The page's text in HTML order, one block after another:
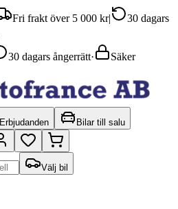
Fri frakt över 5 000 kr|
30 dagars
30 dagars ångerrätt·
Säker
Erbjudanden Bilar till salu
Välj bil